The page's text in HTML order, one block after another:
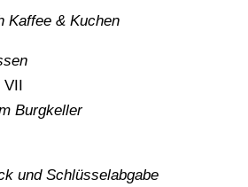
Kaffee & Kuchen
VII
Burgkeller
und Schlüsselabgabe